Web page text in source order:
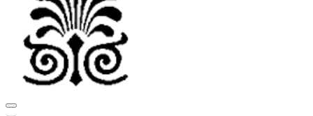
Navigationsmenü